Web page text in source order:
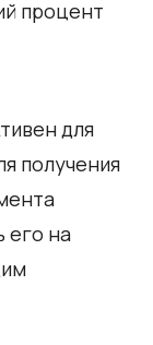
процент
для
получения
его на